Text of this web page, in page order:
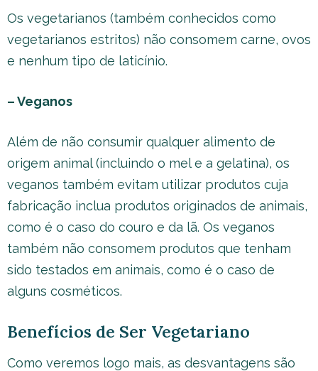
Os vegetarianos (também conhecidos como
vegetarianos estritos) não consomem carne, ovos
e nenhum tipo de laticínio.
– Veganos
Além de não consumir qualquer alimento de
origem animal (incluindo o mel e a gelatina), os
veganos também evitam utilizar produtos cuja
fabricação inclua produtos originados de animais,
como é o caso do couro e da lã. Os veganos
também não consomem produtos que tenham
sido testados em animais, como é o caso de
alguns cosméticos.
Benefícios de Ser Vegetariano
Como veremos logo mais, as desvantagens são